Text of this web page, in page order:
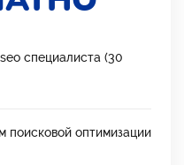
специалиста (30
поисковой оптимизации